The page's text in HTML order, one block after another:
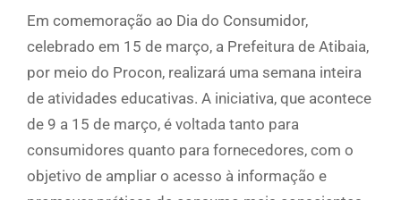
Em comemoração ao Dia do Consumidor,
celebrado em 15 de março, a Prefeitura de Atibaia,
por meio do Procon, realizará uma semana inteira
de atividades educativas. A iniciativa, que acontece
de 9 a 15 de março, é voltada tanto para
consumidores quanto para fornecedores, com o
objetivo de ampliar o acesso à informação e